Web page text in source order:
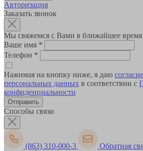
Авторизация
Заказать звонок
Мы свяжемся с Вами в ближайшее время
Ваше имя *
Телефон *
Нажимая на кнопку ниже, я даю
персональных данных в соответствии с
конфиденциальности
Способы связи
(863) 310-000-3 Обратная